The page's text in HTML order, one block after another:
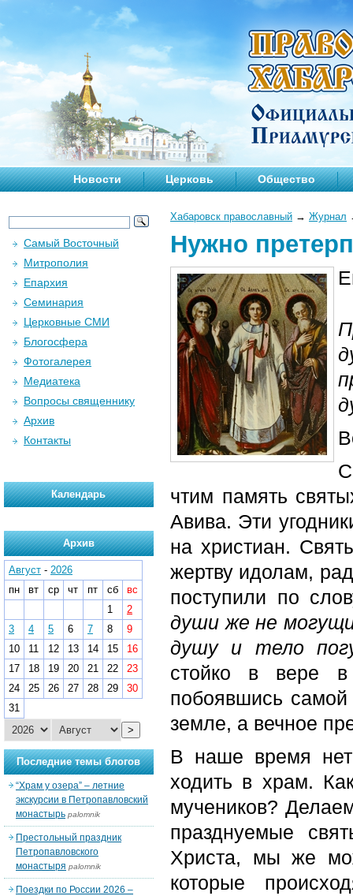
Новости Церковь Общество
Хабаровск православный → Журнал
Нужно
чтим память
Авива. Эти
на христиан.
жертву идолам,
поступили по
души же не
душу и тело
стойко в вере
побоявшись
земле, а вечное
В наше время
ходить в храм.
мучеников?
празднуемые
Христа, мы же
которые
Самый Восточный
Митрополия
Епархия
Семинария
Церковные СМИ
Блогосфера
Фотогалерея
Медиатека
Вопросы священнику
Архив
Контакты
Календарь
Архив
Август - 2026
пн
вт ср чт пт сб
вс
1
2
3
4 5 6 7 8
9
10
11 12 13 14 15
16
17
18 19 20 21 22
23
24
25 26 27 28 29
30
31
>
Последние темы блогов
“Храм у озера” – летние
экскурсии в Петропавловский
монастырь palomnik
Престольный праздник
Петропавловского
монастыря palomnik
Поездки по России 2026 –